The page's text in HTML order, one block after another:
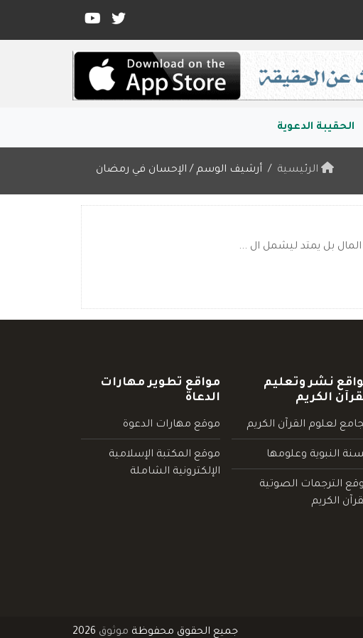
الحقيبة الدعوية
الرئيسية أرشيف الوسم / الإحسان في رمضان
بل يمتد ليشمل ال ...
نشر وتعليم
الكريم
لعلوم القرآن الكريم
النبوية وعلومها
الترجمات الصوتية
الكريم
مواقع تطوير مهارات
الدعاة
موقع مهارات الدعوة
موقع المكتبة الإسلامية
الإلكترونية الشاملة
جميع الحقوق محفوظة موثوق